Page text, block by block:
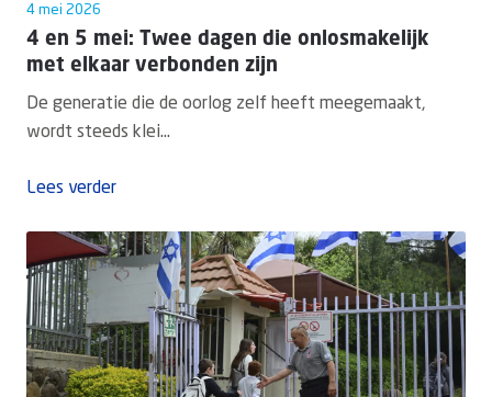
4 mei 2026
4 en 5 mei: Twee dagen die onlosmakelijk
met elkaar verbonden zijn
De generatie die de oorlog zelf heeft meegemaakt,
wordt steeds klei...
Lees verder